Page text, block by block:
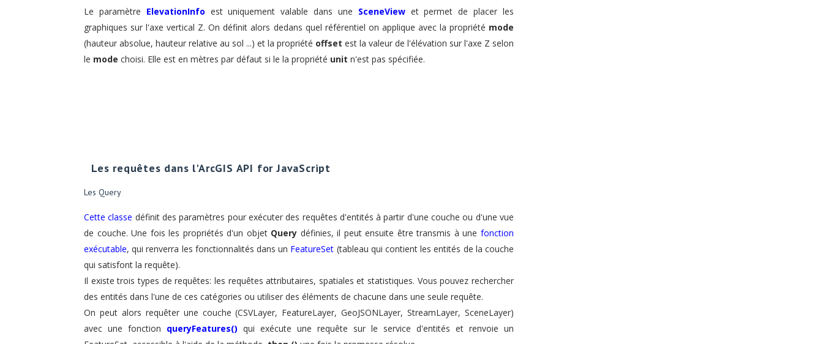
Le paramètre ElevationInfo est uniquement valable dans une SceneViewet permet de placer les
graphiques sur l'axe vertical Z. On définit alors dedans quel référentiel on applique avec la propriété mode
(hauteur absolue, hauteur relative au sol ...) et la propriété offset est la valeur de l'élévation sur l'axe Z selon
le mode choisi. Elle est en mètres par défaut si le la propriété unit n'est pas spécifiée.
Les requêtes dans l'ArcGIS API for JavaScript
Les Query
Cette classe définit des paramètres pour exécuter des requêtes d'entités à partir d'une couche ou d'une vue
de couche. Une fois les propriétés d'un objet Query définies, il peut ensuite être transmis à unefonction
exécutable, qui renverra les fonctionnalités dans un FeatureSet (tableau quicontient les entités de la couche
qui satisfont la requête).
Il existe trois types de requêtes: les requêtes attributaires, spatiales et statistiques. Vous pouvez rechercher
des entités dans l'une de ces catégories ou utiliser des éléments de chacune dans une seule requête.
On peut alors requêter une couche (CSVLayer, FeatureLayer, GeoJSONLayer, StreamLayer, SceneLayer)
avec une fonction queryFeatures() qui exécute une requête sur le service d'entités et renvoie un